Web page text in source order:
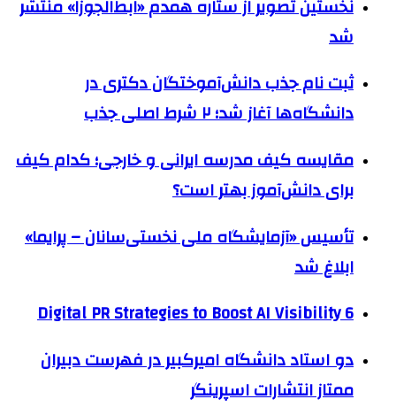
نخستین تصویر از ستاره همدم «ابط‌الجوزا» منتشر
شد
ثبت نام جذب دانش‌آموختگان دکتری در
دانشگاه‌ها آغاز شد؛ ۲ شرط اصلی جذب
مقایسه کیف مدرسه ایرانی و خارجی؛ کدام کیف
برای دانش‌آموز بهتر است؟
تأسیس «آزمایشگاه ملی نخستی‌سانان – پرایما»
ابلاغ شد
6 Digital PR Strategies to Boost AI Visibility
دو استاد دانشگاه امیرکبیر در فهرست دبیران
ممتاز انتشارات اسپرینگر